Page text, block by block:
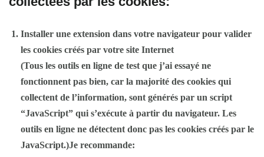
Installer une extension dans votre navigateur pour valider
les cookies créés par votre site Internet
(Tous les outils en ligne de test que j’ai essayé ne
fonctionnent pas bien, car la majorité des cookies qui
collectent de l’information, sont générés par un script
“JavaScript” qui s’exécute à partir du navigateur. Les
outils en ligne ne détectent donc pas les cookies créés par le
JavaScript.)Je recommande: